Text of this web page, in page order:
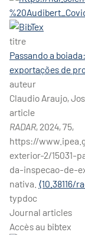
titre
Passando a
exportações de
auteur
Claudio Araujo,
article
RADAR, 2024, 75,
https://
exterior-2/15031-
da-inspecao-de-
nativa. ⟨10.38116/
typdoc
Journal articles
Accès au bibtex